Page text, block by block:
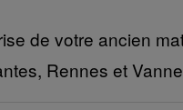
de votre ancien
Rennes et